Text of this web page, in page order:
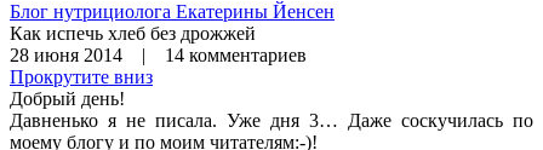
Блог нутрициолога Екатерины Йенсен
Как испечь хлеб без дрожжей
28 июня 2014 | 14 комментариев
Прокрутите вниз
Добрый день!
Давненько я не писала. Уже дня 3… Даже соскучилась по
моему блогу и по моим читателям:-)!